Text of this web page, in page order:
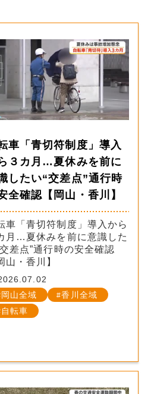
車「青切符制度」導入
３カ月…夏休みを前に
したい“交差点”通行時
全確認【岡山・香川】
車「青切符制度」導入から
月…夏休みを前に意識した
差点”通行時の安全確認
山・香川】
岡山全域
香川全域
自転車